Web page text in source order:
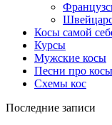
Косы самой
Курсы
Мужские косы
Песни про косы
Схемы кос
Последние записи